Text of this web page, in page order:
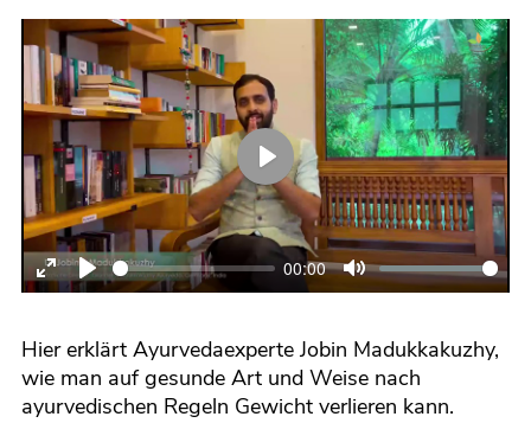
EnterPlay
00:00
Mute
Play
Hier erklärt Ayurvedaexperte Jobin Madukkakuzhy,
wie man auf gesunde Art und Weise nach
ayurvedischen Regeln Gewicht verlieren kann.